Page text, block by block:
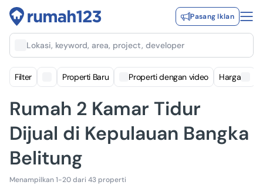
Pasang Iklan
Lokasi, keyword, area, project, developer
Filter Properti Baru Properti dengan video Harga
Rumah 2 Kamar Tidur
Dijual di Kepulauan Bangka
Belitung
Menampilkan 1-20 dari 43 properti